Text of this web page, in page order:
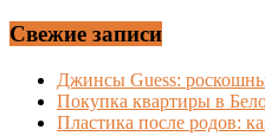
Свежие записи
Джинсы Guess:
Покупка квартиры в
Пластика после родов: